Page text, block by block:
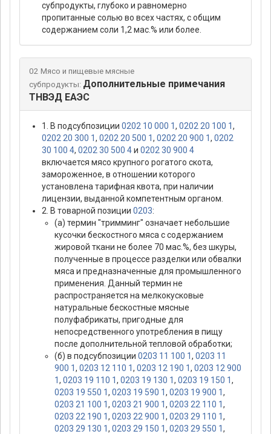
субпродукты, глубоко и равномерно
пропитанные солью во всех частях, с общим
содержанием соли 1,2 мас.% или более.
02 Мясо и пищевые мясные
субпродукты: Дополнительные примечания
ТНВЭД ЕАЭС
1. В подсубпозиции 0202 10 000 1, 0202 20 100 1,
0202 20 300 1, 0202 20 500 1, 0202 20 900 1, 0202
30 100 4, 0202 30 500 4и 0202 30 900 4
включается мясо крупного рогатого скота,
замороженное, в отношении которого
установлена тарифная квота, при наличии
лицензии, выданной компетентным органом.
2. В товарной позиции 0203:
(а) термин "тримминг" означает небольшие
кусочки бескостного мяса с содержанием
жировой ткани не более 70 мас.%, без шкуры,
полученные в процессе разделки или обвалки
мяса и предназначенные для промышленного
применения. Данный термин не
распространяется на мелкокусковые
натуральные бескостные мясные
полуфабрикаты, пригодные для
непосредственного употребления в пищу
после дополнительной тепловой обработки;
(б) в подсубпозиции 0203 11 100 1, 0203 11
900 1, 0203 12 110 1, 0203 12 190 1, 0203 12 900
1, 0203 19 110 1, 0203 19 130 1, 0203 19 150 1,
0203 19 550 1, 0203 19 590 1, 0203 19 900 1,
0203 21 100 1, 0203 21 900 1, 0203 22 110 1,
0203 22 190 1, 0203 22 900 1, 0203 29 110 1,
0203 29 130 1, 0203 29 150 1, 0203 29 550 1,